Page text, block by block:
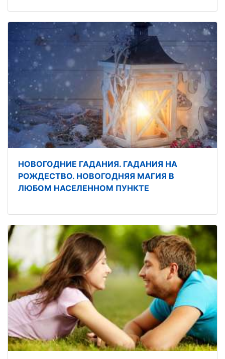
НОВОГОДНИЕ ГАДАНИЯ. ГАДАНИЯ НА
РОЖДЕСТВО. НОВОГОДНЯЯ МАГИЯ В
ЛЮБОМ НАСЕЛЕННОМ ПУНКТЕ